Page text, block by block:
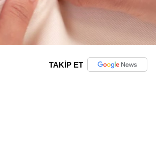
TAKİP ET